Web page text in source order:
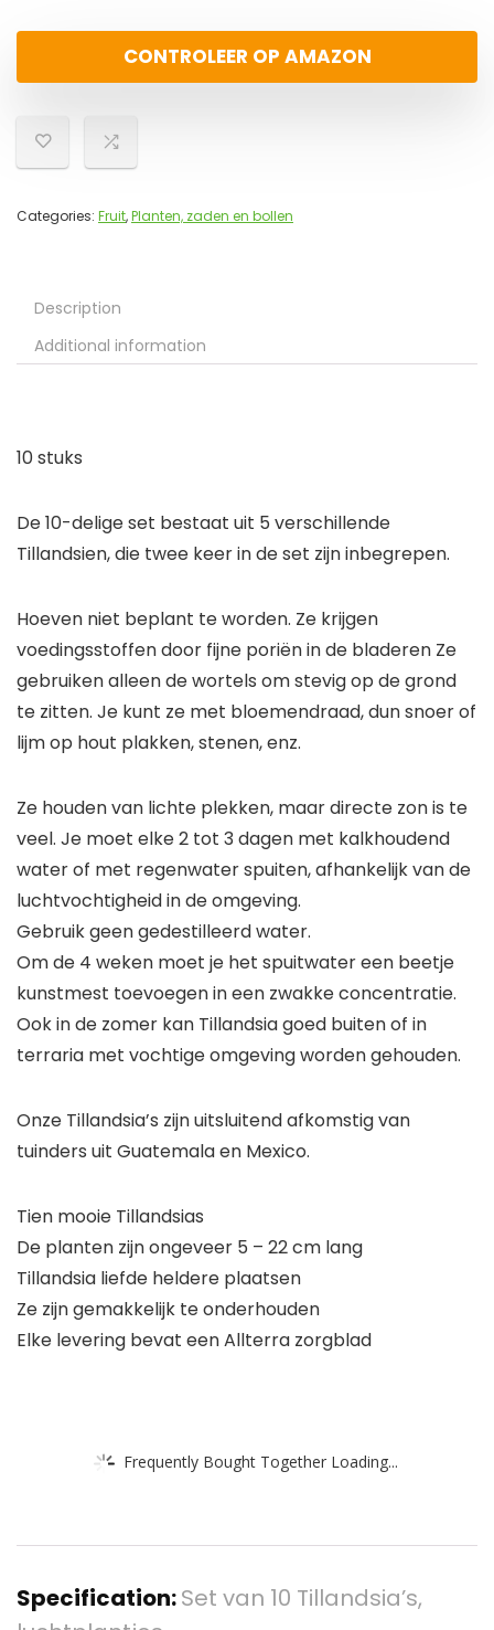
CONTROLEER OP AMAZON
Categories: Fruit,Planten, zaden en bollen
Description
Additional information
10 stuks
De 10-delige set bestaat uit 5 verschillende
Tillandsien, die twee keer in de set zijn inbegrepen.
Hoeven niet beplant te worden. Ze krijgen
voedingsstoffen door fijne poriën in de bladeren Ze
gebruiken alleen de wortels om stevig op de grond
te zitten. Je kunt ze met bloemendraad, dun snoer of
lijm op hout plakken, stenen, enz.
Ze houden van lichte plekken, maar directe zon is te
veel. Je moet elke 2 tot 3 dagen met kalkhoudend
water of met regenwater spuiten, afhankelijk van de
luchtvochtigheid in de omgeving.
Gebruik geen gedestilleerd water.
Om de 4 weken moet je het spuitwater een beetje
kunstmest toevoegen in een zwakke concentratie.
Ook in de zomer kan Tillandsia goed buiten of in
terraria met vochtige omgeving worden gehouden.
Onze Tillandsia’s zijn uitsluitend afkomstig van
tuinders uit Guatemala en Mexico.
Tien mooie Tillandsias
De planten zijn ongeveer 5 – 22 cm lang
Tillandsia liefde heldere plaatsen
Ze zijn gemakkelijk te onderhouden
Elke levering bevat een Allterra zorgblad
Frequently Bought Together Loading...
Specification:Set van 10 Tillandsia’s,